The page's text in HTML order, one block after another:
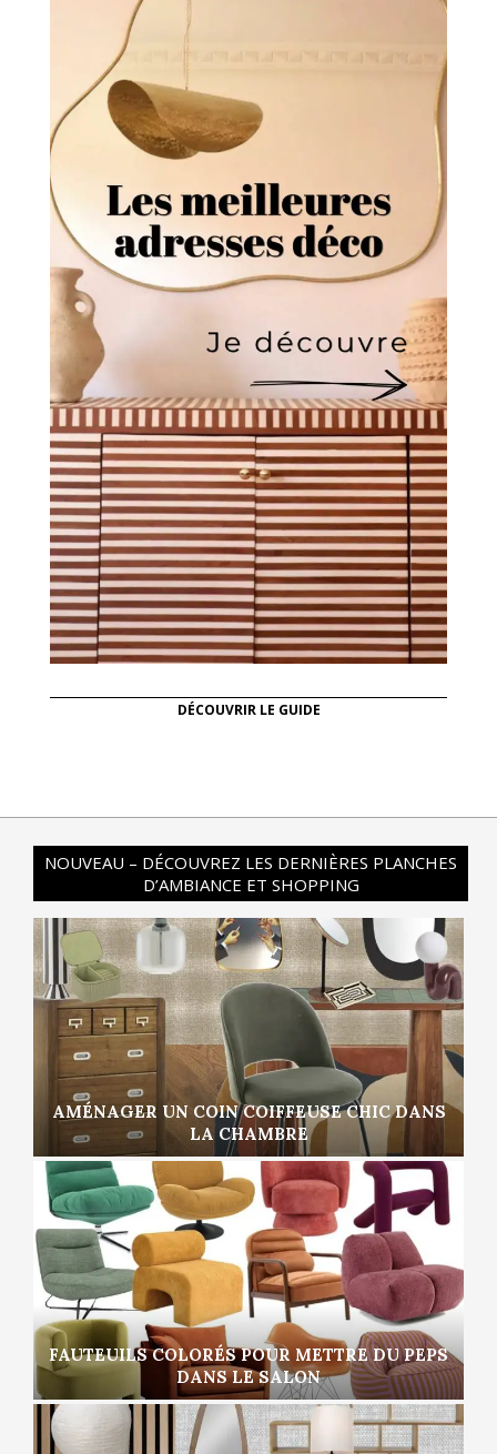
DÉCOUVRIR LE GUIDE
NOUVEAU – DÉCOUVREZ LES DERNIÈRES PLANCHES
D’AMBIANCE ET SHOPPING
AMÉNAGER UN COIN COIFFEUSE CHIC DANS
LA CHAMBRE
FAUTEUILS COLORÉS POUR METTRE DU PEPS
DANS LE SALON